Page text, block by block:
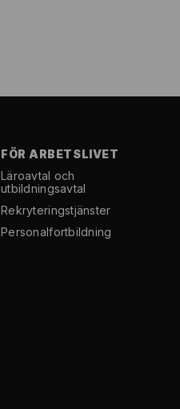
FÖR ARBETSLIVET
Läroavtal och
utbildningsavtal
Rekryterings­tjänster
Personal­fortbildning